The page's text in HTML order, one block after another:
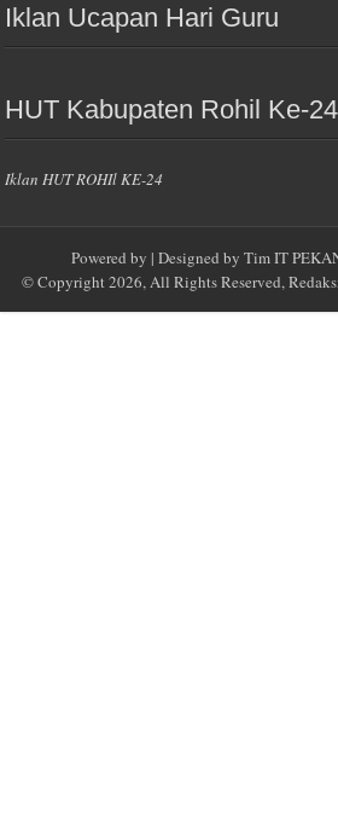
Iklan Ucapan Hari Guru
HUT Kabupaten Rohil Ke-24
Iklan HUT ROHIl KE-24
Powered by | Designed by Tim IT
© Copyright 2026, All Rights Reserved,